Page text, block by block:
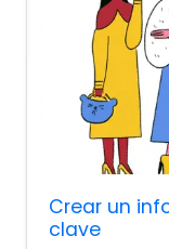
Crear un
clave